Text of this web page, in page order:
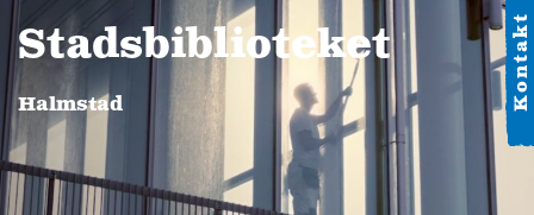
Kontakt
Stadsbiblioteket
Halmstad